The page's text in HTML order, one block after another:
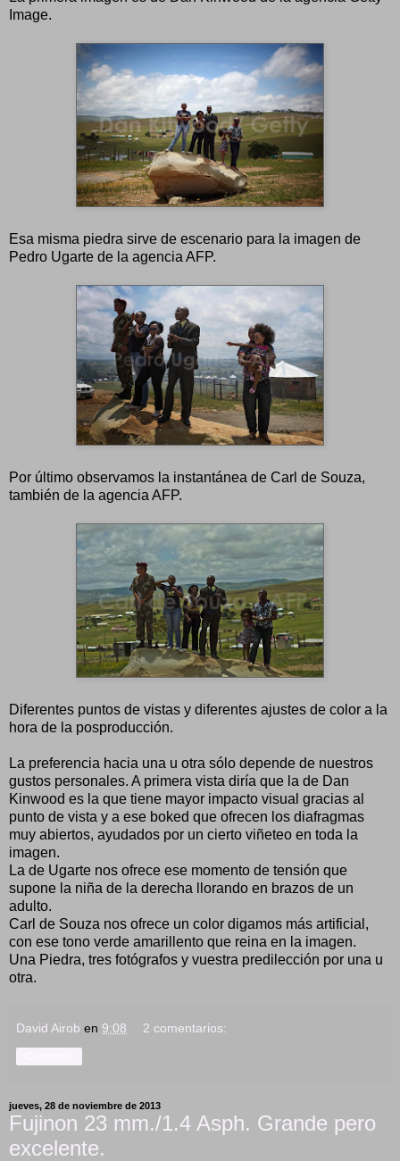
Image.
Esa misma piedra sirve de escenario para la imagen de
Pedro Ugarte de la agencia AFP.
Por último observamos la instantánea de Carl de Souza,
también de la agencia AFP.
Diferentes puntos de vistas y diferentes ajustes de color a la
hora de la posproducción.
La preferencia hacia una u otra sólo depende de nuestros
gustos personales. A primera vista diría que la de Dan
Kinwood es la que tiene mayor impacto visual gracias al
punto de vista y a ese boked que ofrecen los diafragmas
muy abiertos, ayudados por un cierto viñeteo en toda la
imagen.
La de Ugarte nos ofrece ese momento de tensión que
supone la niña de la derecha llorando en brazos de un
adulto.
Carl de Souza nos ofrece un color digamos más artificial,
con ese tono verde amarillento que reina en la imagen.
Una Piedra, tres fotógrafos y vuestra predilección por una u
otra.
David Airob en 9:08 2 comentarios:
jueves, 28 de noviembre de 2013
Fujinon 23 mm./1.4 Asph. Grande pero
excelente.